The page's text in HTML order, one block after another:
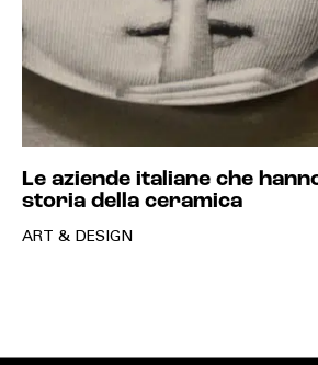
Le aziende italiane che
storia della ceramica
ART & DESIGN